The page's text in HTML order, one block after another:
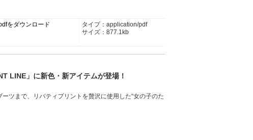
をダウンロード
タイプ：application/pdf
サイズ：877.1kb
LINE」に新色・新アイテムが登場！
ツまで、リバティプリントを贅沢に使用した“女の子のた